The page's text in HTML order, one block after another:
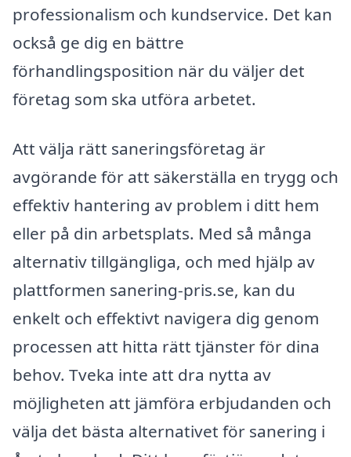
professionalism och kundservice. Det kan
också ge dig en bättre
förhandlingsposition när du väljer det
företag som ska utföra arbetet.
Att välja rätt saneringsföretag är
avgörande för att säkerställa en trygg och
effektiv hantering av problem i ditt hem
eller på din arbetsplats. Med så många
alternativ tillgängliga, och med hjälp av
plattformen sanering-pris.se, kan du
enkelt och effektivt navigera dig genom
processen att hitta rätt tjänster för dina
behov. Tveka inte att dra nytta av
möjligheten att jämföra erbjudanden och
välja det bästa alternativet för sanering i